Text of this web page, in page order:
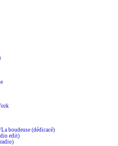
boudeuse (dédicacé)
edit)